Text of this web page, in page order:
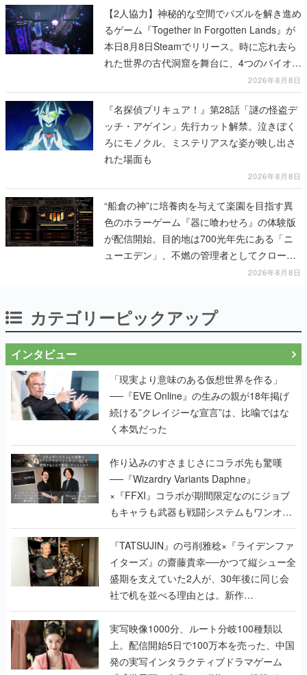
【2人協力】神秘的な空間でパズルを解き進め
るゲーム『Together in Forgotten Lands』が
本日8月8日Steamでリリース。時に忘れ去ら
れた世界の古代洞窟を舞台に、4つのバイオー
2026年8月8日
『名探偵プリキュア！』第28話「謎の怪盗デ
ッチ・アゲイン」先行カット解禁。泣きぼく
ろにモノクル、ミステリアスな姿が映し出さ
れた場面も
2026年8月8日
“船倉の神”に培養肉を与えて楽園を目指す異
色のホラーゲーム『器に喰わせろ』の体験版
が配信開始。目的地は700光年先にある「ニ
ューエデン」、不燃の管理者としてクローン
人間を増やし、加工して神に捧げる2026年8月8日
カテゴリーピックアップ
インタビュー
「現実より意味のある仮想世界を作る」
──『EVE Online』の生みの親が18年掲げ
続ける”クレイジーな宣言”は、比喩ではな
く本気だった
作り込みのすさまじさにコラボ先も驚嘆
──『Wizardry Variants Daphne』
×『FFXI』コラボが期間限定なのにジョブ
もキャラも武器も戦闘システムもワンオフ
で作り込まれた理由を両ディレクターに聞
く
『TATSUJIN』の弓削雅稔×『ライデンファ
イターズ』の齋藤貴幸──かつて縦シュー全
盛期を支えていた2人が、30年後に同じ会
社で机を並べる理由とは。新作
『TATSUJIN EXTREME』で初タッグを組
んだレジェンド2人に訊く開発秘話
実写映像1000分、ルート分岐100種類以
上。配信開始5日で100万本を売った、中国
発の実写インタラクティブドラマゲーム